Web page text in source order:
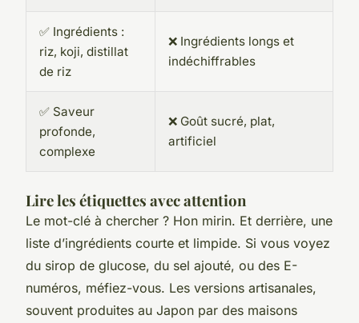
✅ Ingrédients :
riz, koji, distillat
de riz
❌ Ingrédients longs et
indéchiffrables
✅ Saveur
profonde,
complexe
❌ Goût sucré, plat,
artificiel
Lire les étiquettes avec attention
Le mot-clé à chercher ? Hon mirin. Et derrière, une
liste d’ingrédients courte et limpide. Si vous voyez
du sirop de glucose, du sel ajouté, ou des E-
numéros, méfiez-vous. Les versions artisanales,
souvent produites au Japon par des maisons